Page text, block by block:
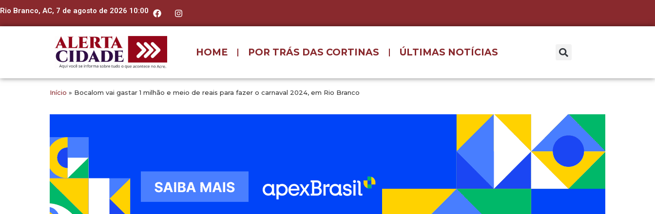
Rio Branco, AC, 7 de agosto de 2026 10:00
HOME POR TRÁS DAS CORTINAS ÚLTIMAS NOTÍCIAS
Início » Bocalom vai gastar 1 milhão e meio de reais para fazer o carnaval 2024, em Rio Branco